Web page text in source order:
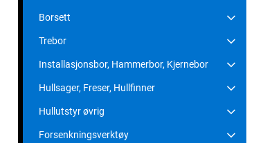
Borsett
Trebor
Installasjonsbor, Hammerbor, Kjernebor
Hullsager, Freser, Hullfinner
Hullutstyr øvrig
Forsenkningsverktøy